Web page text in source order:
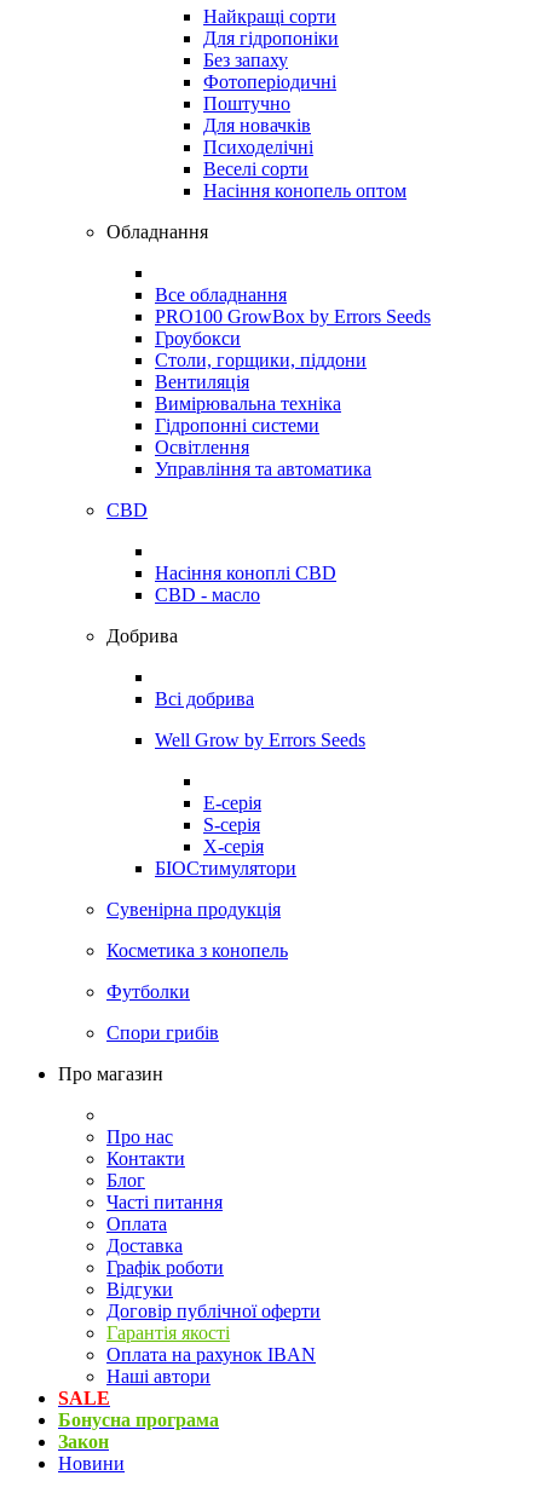
Найкращі сорти
Для гідропоніки
Без запаху
Фотоперіодичні
Поштучно
Для новачків
Психоделічні
Веселі сорти
Насіння конопель оптом
Обладнання
Все обладнання
PRO100 GrowBox by Errors Seeds
Гроубокси
Столи, горщики, піддони
Вентиляція
Вимірювальна техніка
Гідропонні системи
Освітлення
Управління та автоматика
CBD
Насіння коноплі CBD
CBD - масло
Добрива
Всі добрива
Well Grow by Errors Seeds
E-серія
S-серія
X-серія
БІОСтимулятори
Сувенірна продукція
Косметика з конопель
Футболки
Спори грибів
Про магазин
Про нас
Контакти
Блог
Часті питання
Оплата
Доставка
Графік роботи
Відгуки
Договір публічної оферти
Гарантія якості
Оплата на рахунок IBAN
Наші автори
SALE
Бонусна програма
Закон
Новини